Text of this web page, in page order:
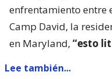
enfrentamiento entre
Camp David, la
en Maryland, “esto
Lee también...